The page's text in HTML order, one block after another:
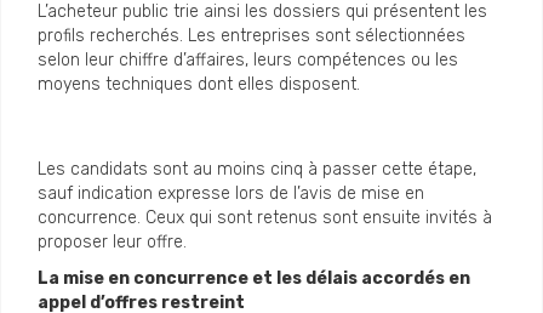
L’acheteur public trie ainsi les dossiers qui présentent les
profils recherchés. Les entreprises sont sélectionnées
selon leur chiffre d’affaires, leurs compétences ou les
moyens techniques dont elles disposent.
Les candidats sont au moins cinq à passer cette étape,
sauf indication expresse lors de l’avis de mise en
concurrence. Ceux qui sont retenus sont ensuite invités à
proposer leur offre.
La mise en concurrence et les délais accordés en
appel d’offres restreint